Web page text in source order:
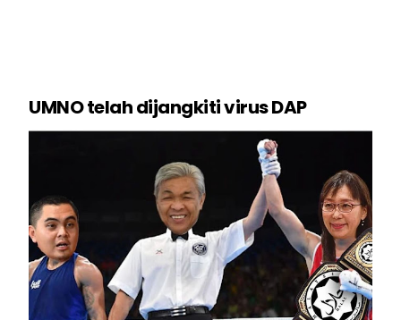
UMNO telah dijangkiti virus DAP